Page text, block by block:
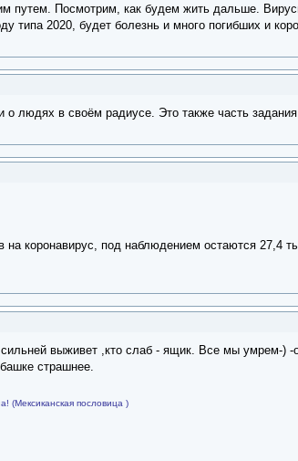
путем. Посмотрим, как будем жить дальше.
типа 2020, будет болезнь и много погибших и
о людях в своём радиусе. Это также часть
на коронавирус, под наблюдением остаются 27,4
выживет ,кто слаб - ящик. Все мы умрем-)
страшнее.
(Мексиканская пословица )